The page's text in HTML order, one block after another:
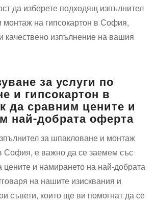
да изберете подходящ изпълнител
монтаж на гипсокартон в София,
качествено изпълнение на вашия
за услуги по
и гипсокартон в
да сравним цените и
най-добрата оферта
за шпакловане и монтаж
София, е важно да се заемем със
цените и намирането на най-добрата
на нашите изисквания и
съвети, които ще ви помогнат да се